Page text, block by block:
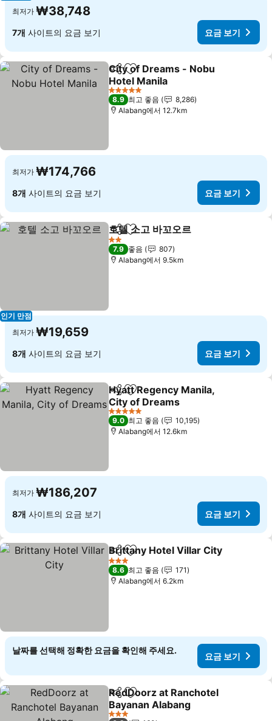
최저가 ₩38,748
7개 사이트의 요금 보기 요금 보기
공유 즐겨찾기에 추가
City of Dreams - Nobu
Hotel Manila
5 성급
8.9 최고 좋음
8,286
Alabang에서 12.7km
최저가 ₩174,766
8개 사이트의 요금 보기 요금 보기
인기 만점
공유 즐겨찾기에 추가
호텔 소고 바꼬오르
2 성급
7.9 좋음
807
Alabang에서 9.5km
최저가 ₩19,659
8개 사이트의 요금 보기 요금 보기
공유 즐겨찾기에 추가
Hyatt Regency Manila,
City of Dreams
5 성급
9.0 최고 좋음
10,195
Alabang에서 12.6km
최저가 ₩186,207
8개 사이트의 요금 보기 요금 보기
공유 즐겨찾기에 추가
Brittany Hotel Villar City
3 성급
8.6 최고 좋음
171
Alabang에서 6.2km
날짜를 선택해 정확한 요금을 확인해 주세요.
요금 보기
공유 즐겨찾기에 추가
RedDoorz at Ranchotel
Bayanan Alabang
3 성급